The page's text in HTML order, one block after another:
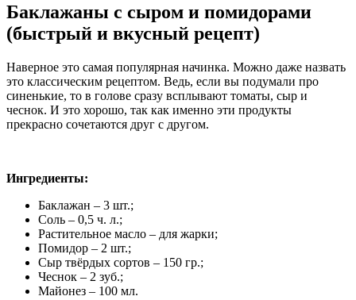
Баклажаны с сыром и помидорами
(быстрый и вкусный рецепт)
Наверное это самая популярная начинка. Можно даже назвать
это классическим рецептом. Ведь, если вы подумали про
синенькие, то в голове сразу всплывают томаты, сыр и
чеснок. И это хорошо, так как именно эти продукты
прекрасно сочетаются друг с другом.
Ингредиенты:
Баклажан – 3 шт.;
Соль – 0,5 ч. л.;
Растительное масло – для жарки;
Помидор – 2 шт.;
Сыр твёрдых сортов – 150 гр.;
Чеснок – 2 зуб.;
Майонез – 100 мл.